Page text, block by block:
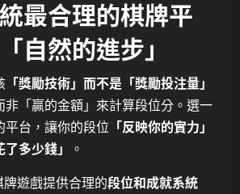
最合理的棋牌平
自然的進步」
「獎勵技術」而不是「獎勵投注量」
「贏的金額」來計算段位分。選一
台，讓你的段位 「反映你的實力」
多少錢」
。
牌遊戲提供合理的段位和成就系統